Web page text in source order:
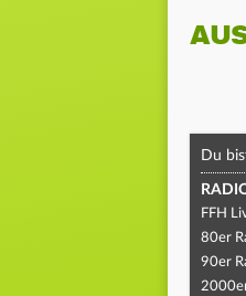
Du
FFH
80er
90er